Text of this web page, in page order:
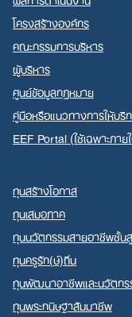
โครงสร้างองค์กร
คณะกรรมการบริหาร
ผู้บริหาร
ศูนย์ข้อมูลกฎหมาย
คู่มือหรือแนวทางการให้บ
EEF Portal (ใช้เฉพาะภาย
ทุนสร้างโอกาส
ทุนเสมอภาค
ทุนนวัตกรรมสายอาชีพชั้น
ทุนครูรัก(ษ์)ถิ่น
ทุนพัฒนาอาชีพและนวัตกร
ทุนพระกนิษฐาสัมมาชีพ